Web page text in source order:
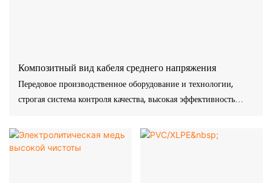
Композитный вид кабеля среднего напряжения
Передовое производственное оборудование и технологии,
строгая система контроля качества, высокая эффективность
окружающей среды.